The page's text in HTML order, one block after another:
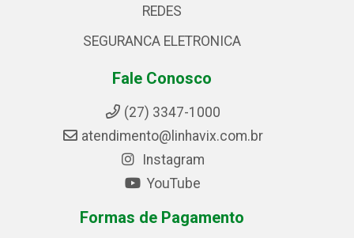
REDES
SEGURANCA ELETRONICA
Fale Conosco
(27) 3347-1000
atendimento@linhavix.com.br
Instagram
YouTube
Formas de Pagamento